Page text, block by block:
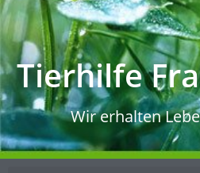
Tierhilfe
Wir erhalten